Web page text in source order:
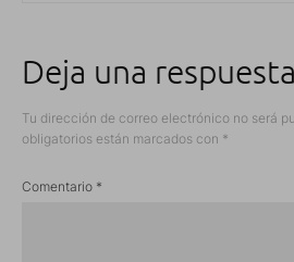
Deja una respuesta
Tu dirección de correo electrónico no será
obligatorios están marcados con *
Comentario *